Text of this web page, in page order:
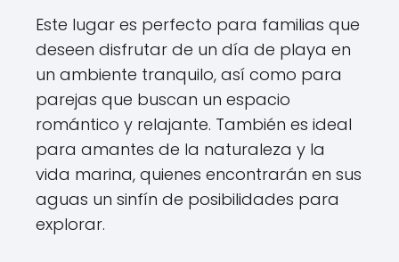
Este lugar es perfecto para familias que
deseen disfrutar de un día de playa en
un ambiente tranquilo, así como para
parejas que buscan un espacio
romántico y relajante. También es ideal
para amantes de la naturaleza y la
vida marina, quienes encontrarán en sus
aguas un sinfín de posibilidades para
explorar.